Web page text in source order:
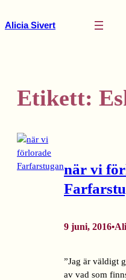
till
Alicia Sivert
Etikett:
när vi
9 juni, 2016•
”Jag är väldigt
av vad som